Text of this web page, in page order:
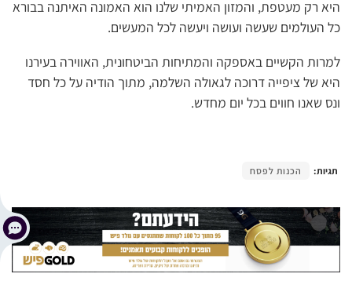
היא רק מעטפת, והמזון האמיתי שלנו הוא האמונה האיתנה בבורא
כל העולמים שעשה ועושה ויעשה לכל המעשים.
למרות הקשיים באספקה והמתיחות הביטחונית, האווירה בעירנו
היא של ציפייה דרוכה לגאולה השלמה, מתוך הודיה על כל חסד
ונס שאנו חווים בכל יום מחדש.
תגיות: הכנות לפסח